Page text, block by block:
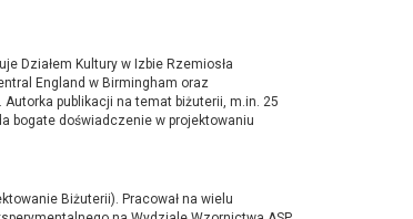
Działem Kultury w Izbie Rzemiosła
England w Birmingham oraz
publikacji na temat biżuterii, m.in. 25
bogate doświadczenie w projektowaniu
Biżuterii). Pracował na wielu